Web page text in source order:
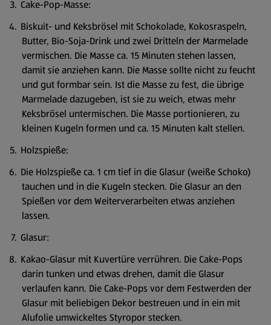
Cake-Pop-Masse:
Biskuit- und Keksbrösel mit Schokolade, Kokosraspeln,
Butter, Bio-Soja-Drink und zwei Dritteln der Marmelade
vermischen. Die Masse ca. 15 Minuten stehen lassen,
damit sie anziehen kann. Die Masse sollte nicht zu feucht
und gut formbar sein. Ist die Masse zu fest, die übrige
Marmelade dazugeben, ist sie zu weich, etwas mehr
Keksbrösel untermischen. Die Masse portionieren, zu
kleinen Kugeln formen und ca. 15 Minuten kalt stellen.
Holzspieße:
Die Holzspieße ca. 1 cm tief in die Glasur (weiße Schoko)
tauchen und in die Kugeln stecken. Die Glasur an den
Spießen vor dem Weiterverarbeiten etwas anziehen
lassen.
Glasur:
Kakao-Glasur mit Kuvertüre verrühren. Die Cake-Pops
darin tunken und etwas drehen, damit die Glasur
verlaufen kann. Die Cake-Pops vor dem Festwerden der
Glasur mit beliebigen Dekor bestreuen und in ein mit
Alufolie umwickeltes Styropor stecken.